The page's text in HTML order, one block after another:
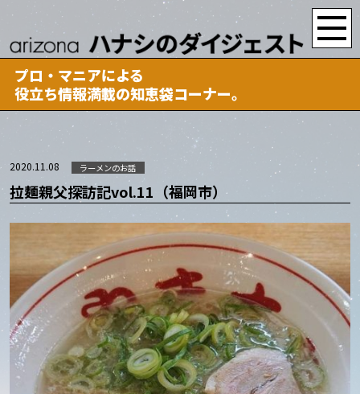
プロ・マニアによる
役立ち情報満載の知恵袋コーナー。
2020.11.08 ラーメンのお話
拉麺親父探訪記vol.11（福岡市）